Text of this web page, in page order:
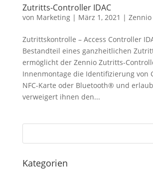
Zutritts-Controller IDAC
von Marketing| März 1, 2021 |
Zutrittskontrolle – Access Controller
Bestandteil eines ganzheitlichen
ermöglicht der Zennio Zutritts-
Innenmontage die Identifizierung von
NFC-Karte oder Bluetooth® und
verweigert ihnen den...
Kategorien